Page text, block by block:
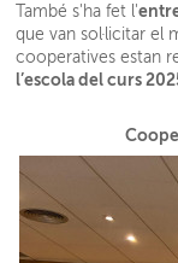
També s'ha fet l'
que van sol·licitar el
cooperatives estan
l’escola del curs